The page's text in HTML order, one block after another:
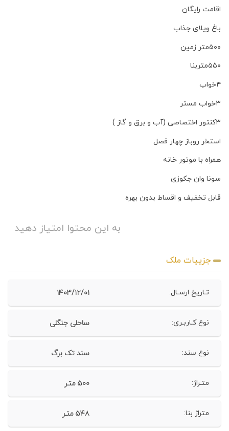
اقامت رایگان
باغ ویلای جذاب
۵۰۰متر زمین
۵۵۰متربنا
۴خواب
۳خواب مستر
۳کنتور اختصاصی (آب و برق و گاز )
استخر روباز چهار فصل
همراه با موتور خانه
سونا وان جکوزی
قابل تخفیف و اقساط بدون بهره
به این محتوا امتیاز دهید
جزییات ملک
تـاریخ ارسـال: ۱۴۰۳/۱۲/۰۱
نوع کـاربـری: ساحلی جنگلی
نوع سند: سند تک برگ
متـراژ: ۵۰۰ متـر
متراژ بنا: ۵۴۸ متـر